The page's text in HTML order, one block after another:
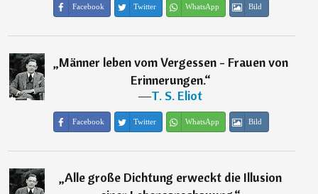
Facebook Twitter WhatsApp Bild
„Männer leben vom Vergessen - Frauen von
Erinnerungen.“
―T. S. Eliot
Facebook Twitter WhatsApp Bild
„Alle große Dichtung erweckt die Illusion